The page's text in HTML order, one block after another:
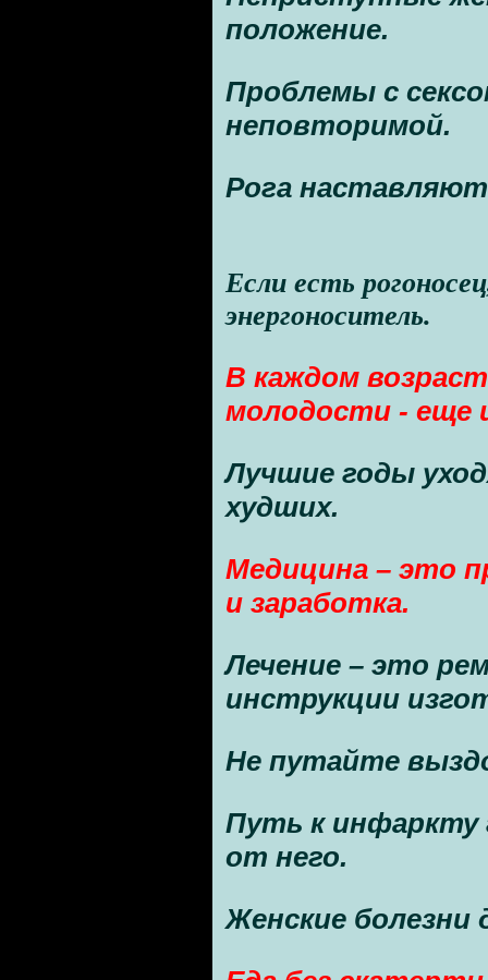
положение.
Проблемы с
неповторимой.
Рога
Если есть
энергоноситель.
В каждом
молодости - еще
Лучшие годы
худших.
Медицина – это
и заработка.
Лечение – это
инструкции
Не путайте
Путь к инфаркту
от него.
Женские